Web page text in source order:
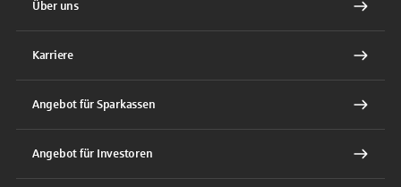
Über uns
Karriere
Angebot für Sparkassen
Angebot für Investoren